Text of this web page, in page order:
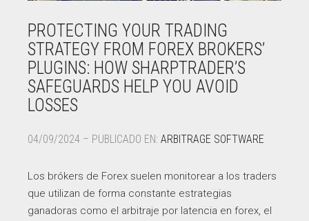
PROTECTING YOUR TRADING
STRATEGY FROM FOREX BROKERS’
PLUGINS: HOW SHARPTRADER’S
SAFEGUARDS HELP YOU AVOID
LOSSES
04/09/2024 – PUBLICADO EN: ARBITRAGE SOFTWARE
Los brókers de Forex suelen monitorear a los traders
que utilizan de forma constante estrategias
ganadoras como el arbitraje por latencia en forex, el